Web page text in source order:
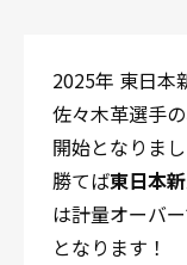
〒192-0072
営業時間：月〜
2025年 東日本
佐々木革選手
開始となりまし
勝てば東日本
は計量オーバ
となります！